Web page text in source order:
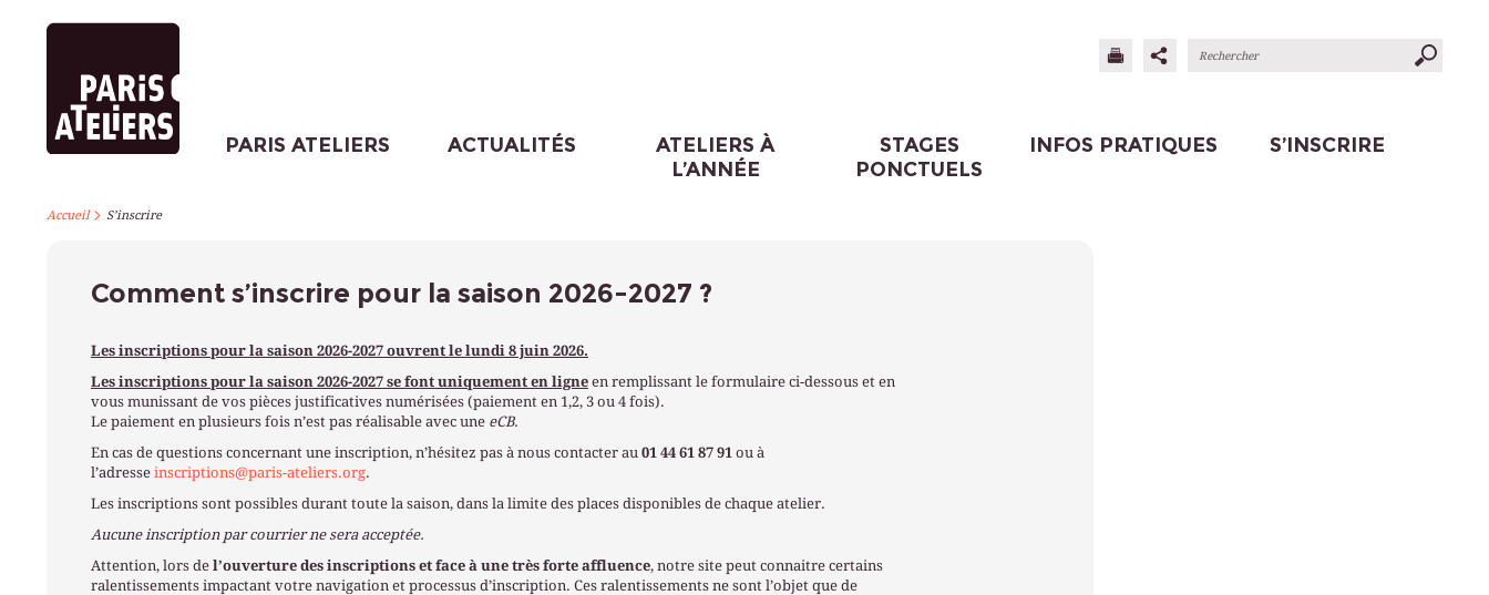
PARIS ATELIERS ACTUALITÉS
ATELIERS À
L’ANNÉE
STAGES
PONCTUELS
INFOS PRATIQUES S’INSCRIRE
Accueil> S’inscrire
Comment s’inscrire pour la saison 2026-2027 ?
Les inscriptions pour la saison 2026-2027 ouvrent le lundi 8 juin 2026.
Les inscriptions pour la saison 2026-2027 se font uniquement en ligne en remplissant le formulaire ci-dessous et en
vous munissant de vos pièces justificatives numérisées (paiement en 1,2, 3 ou 4 fois).
Le paiement en plusieurs fois n’est pas réalisable avec une eCB.
En cas de questions concernant une inscription, n’hésitez pas à nous contacter au 01 44 61 87 91 ou à
l’adresse inscriptions@paris-ateliers.org.
Les inscriptions sont possibles durant toute la saison, dans la limite des places disponibles de chaque atelier.
Aucune inscription par courrier ne sera acceptée.
Attention, lors de l’ouverture des inscriptions et face à une très forte affluence, notre site peut connaitre certains
ralentissements impactant votre navigation et processus d’inscription. Ces ralentissements ne sont l’objet que de